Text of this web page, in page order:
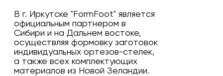
В г. Иркутске "FormFoot" является
официальным партнером в
Сибири и на Дальнем востоке,
осуществляя формовку заготовок
индивидуальных ортезов-стелек,
а также всех комплектующих
материалов из Новой Зеландии.